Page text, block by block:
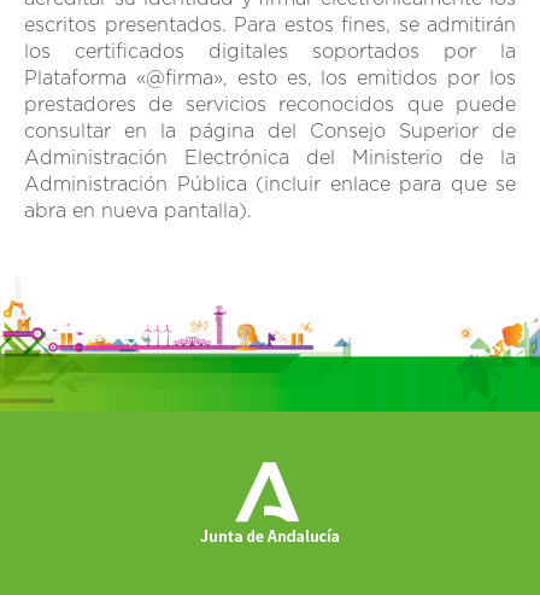
escritos presentados. Para estos fines, se admitirán
los certificados digitales soportados por la
Plataforma «@firma», esto es, los emitidos por los
prestadores de servicios reconocidos que puede
consultar en la página del Consejo Superior de
Administración Electrónica del Ministerio de la
Administración Pública (incluir enlace para que se
abra en nueva pantalla).